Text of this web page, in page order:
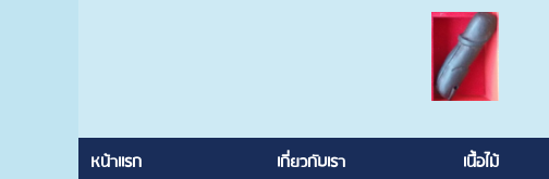
หน้าแรก เกี่ยวกับเรา เนื้อไม้